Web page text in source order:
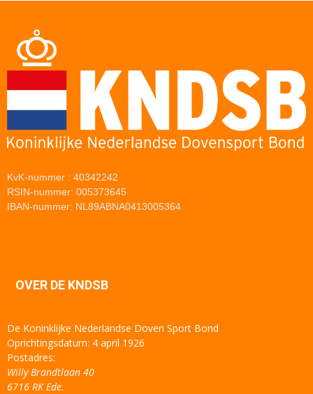
KvK-nummer : 40342242
RSIN-nummer: 005373645
IBAN-nummer: NL89ABNA0413005364
OVER DE KNDSB
De Koninklijke Nederlandse Doven Sport Bond
Oprichtingsdatum: 4 april 1926
Postadres:
Willy Brandtlaan 40
6716 RK Ede.